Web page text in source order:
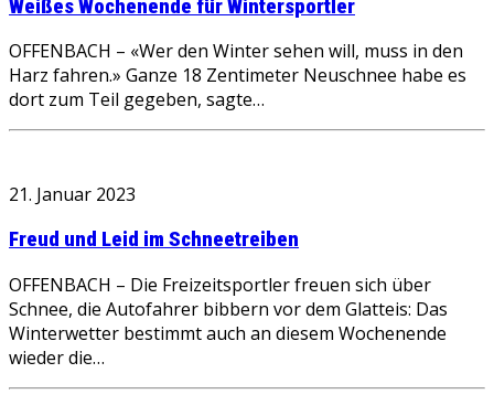
Weißes Wochenende für Wintersportler
OFFENBACH – «Wer den Winter sehen will, muss in den
Harz fahren.» Ganze 18 Zentimeter Neuschnee habe es
dort zum Teil gegeben, sagte…
21. Januar 2023
Freud und Leid im Schneetreiben
OFFENBACH – Die Freizeitsportler freuen sich über
Schnee, die Autofahrer bibbern vor dem Glatteis: Das
Winterwetter bestimmt auch an diesem Wochenende
wieder die…